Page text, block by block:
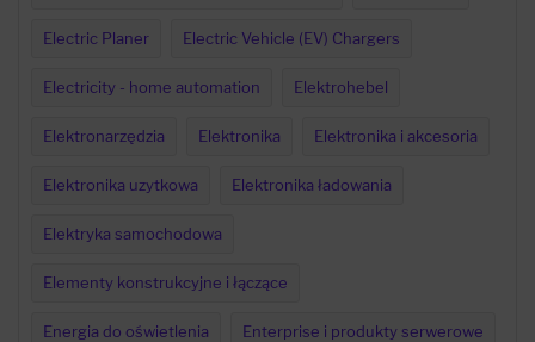
Electric Planer Electric Vehicle (EV) Chargers
Electricity - home automation Elektrohebel
Elektronarzędzia Elektronika Elektronika i akcesoria
Elektronika uzytkowa Elektronika ładowania
Elektryka samochodowa
Elementy konstrukcyjne i łączące
Energia do oświetlenia Enterprise i produkty serwerowe